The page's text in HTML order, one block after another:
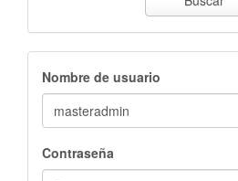
Nombre de usuario
Contraseña